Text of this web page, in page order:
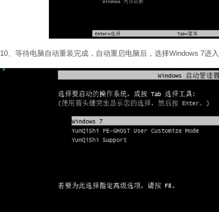
10、等待电脑自动重装完成，自动重启电脑后，选择Windows 7进